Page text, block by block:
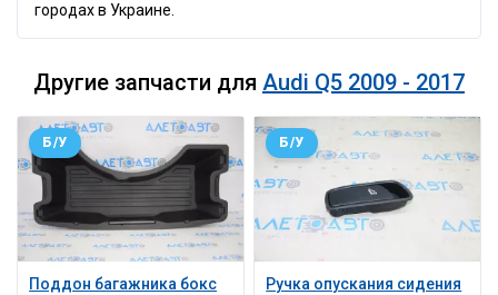
городах в Украине.
Другие запчасти для Audi Q5 2009 - 2017
Поддон багажника бокс
Б/У
Ручка опускания сидения
Б/У